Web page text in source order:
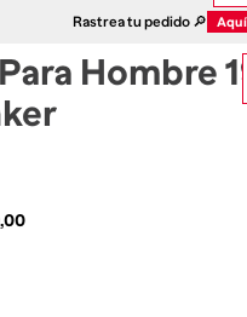
Rastrea tu pedido 🔎
Hombre
,00